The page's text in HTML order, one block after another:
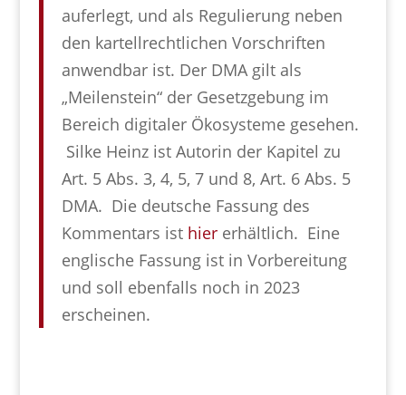
auferlegt, und als Regulierung neben
den kartellrechtlichen Vorschriften
anwendbar ist. Der DMA gilt als
„Meilenstein“ der Gesetzgebung im
Bereich digitaler Ökosysteme gesehen.
Silke Heinz ist Autorin der Kapitel zu
Art. 5 Abs. 3, 4, 5, 7 und 8, Art. 6 Abs. 5
DMA. Die deutsche Fassung des
Kommentars ist hiererhältlich. Eine
englische Fassung ist in Vorbereitung
und soll ebenfalls noch in 2023
erscheinen.